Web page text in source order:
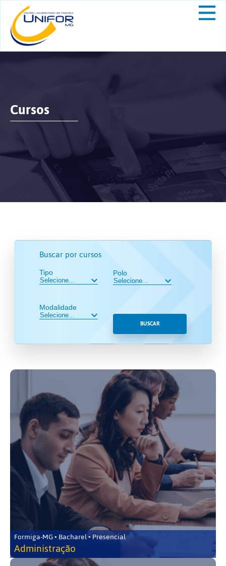
Cursos
Buscar por cursos
Tipo
Modalidade
Polo
BUSCAR
Formiga-MG • Bacharel • Presencial
Administração